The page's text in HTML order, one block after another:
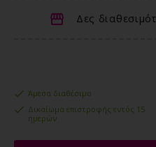
Δες
Άμεσα διαθέσιμο
Δικαίωμα επιστροφής εντός 15
ημερών